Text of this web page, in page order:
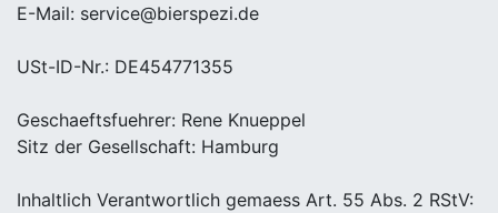
E-Mail: service@bierspezi.de
USt-ID-Nr.: DE454771355
Geschaeftsfuehrer: Rene Knueppel
Sitz der Gesellschaft: Hamburg
Inhaltlich Verantwortlich gemaess Art. 55 Abs. 2 RStV: